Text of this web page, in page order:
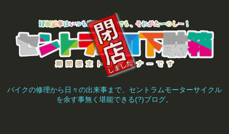
バイクの修理から日々の出来事まで、セントラムモーターサイクル
を余す事無く堪能できる(?)ブログ。